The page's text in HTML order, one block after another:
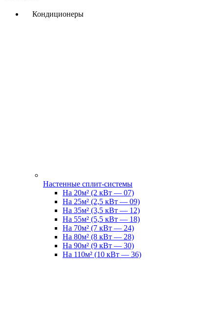
Кондиционеры
Настенные сплит-системы
На 20м² (2 кВт — 07)
На 25м² (2,5 кВт — 09)
На 35м² (3,5 кВт — 12)
На 55м² (5,5 кВт — 18)
На 70м² (7 кВт — 24)
На 80м² (8 кВт — 28)
На 90м² (9 кВт — 30)
На 110м² (10 кВт — 36)